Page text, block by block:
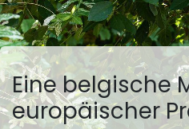
Eine belgische
europäischer